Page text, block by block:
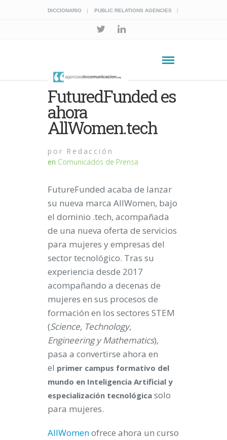
DICCIONARIO PUBLIC RELATIONS AGENCIES
FuturedFunded es
ahora
AllWomen.tech
por Redacción
en Comunicados de Prensa
FutureFunded acaba de lanzar
su nueva marca AllWomen, bajo
el dominio .tech, acompañada
de una nueva oferta de servicios
para mujeres y empresas del
sector tecnológico. Tras su
experiencia desde 2017
acompañando a decenas de
mujeres en sus procesos de
formación en los sectores STEM
(Science, Technology,
Engineering y Mathematics),
pasa a convertirse ahora en
el primer campus formativo del
mundo en Inteligencia Artificial y
especialización tecnológica solo
para mujeres.
AllWomenofrece ahora un curso